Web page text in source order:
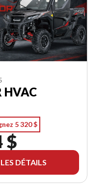
HVAC
5 320 $
$
DÉTAILS